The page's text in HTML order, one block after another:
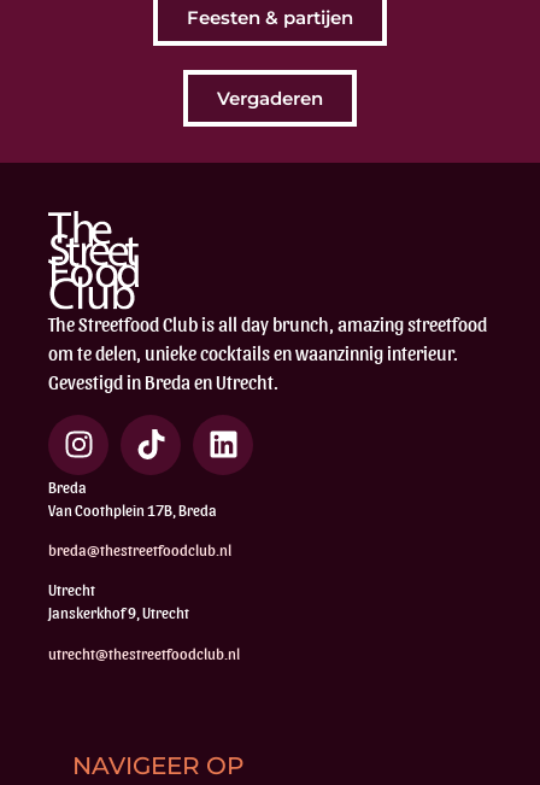
Feesten & partijen
Vergaderen
The Streetfood Club is all day brunch, amazing streetfood
om te delen, unieke cocktails en waanzinnig interieur.
Gevestigd in Breda en Utrecht.
Breda
Van Coothplein 17B, Breda
breda@thestreetfoodclub.nl
Utrecht
Janskerkhof 9, Utrecht
utrecht@thestreetfoodclub.nl
NAVIGEER OP